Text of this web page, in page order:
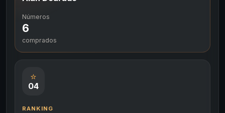
Números
6
comprados
⭐
04
RANKING